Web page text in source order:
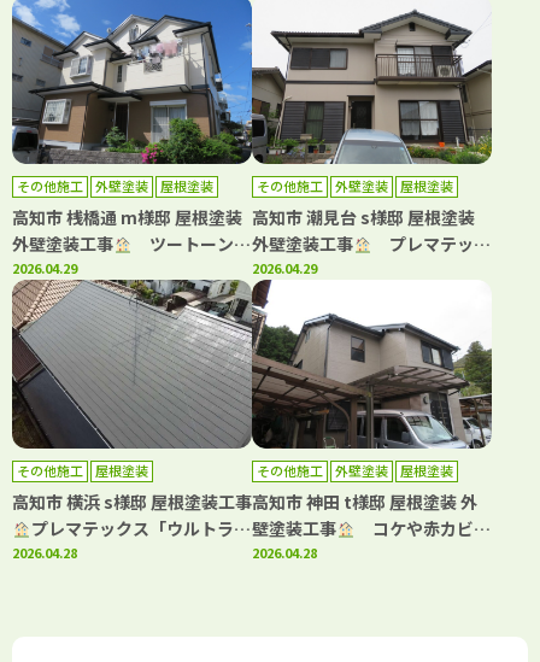
その他施工 外壁塗装 屋根塗装
高知市 桟橋通 m様邸 屋根塗装
外壁塗装工事
ツートーンで
お洒落に仕上がりました！
2026.04.29
その他施工 外壁塗装 屋根塗装
高知市 潮見台 s様邸 屋根塗装
外壁塗装工事
プレマテック
スと日本ペイントの高耐久仕
様！
2026.04.29
その他施工 屋根塗装
高知市 横浜 s様邸 屋根塗装工事
プレマテックス「ウルトラ
Si」で施工しました！
2026.04.28
その他施工 外壁塗装 屋根塗装
高知市 神田 t様邸 屋根塗装 外
壁塗装工事
コケや赤カビ発
生を抑制日本ペイント「パーフ
2026.04.28